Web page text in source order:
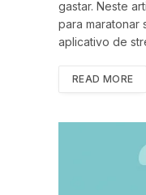
gastar. Neste
para maratonar
aplicativo de
READ MORE